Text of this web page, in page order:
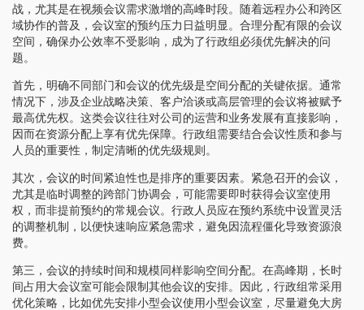
战，尤其是在视频会议需求激增的高峰时段。随着远程办公和跨区
域协作的普及，会议室的预约压力日益明显。合理分配有限的会议
空间，确保办公效率不受影响，成为了行政组必须优先解决的问
题。
首先，明确不同部门和会议的优先级是空间分配的关键依据。通常
情况下，涉及企业战略决策、客户洽谈或高层管理的会议将被赋予
最高优先权。这类会议往往对公司的运营和业务发展有直接影响，
因而在资源分配上享有优先保障。行政组需要结合会议性质和参与
人员的重要性，制定清晰的优先级规则。
其次，会议的时间紧迫性也是排序的重要因素。紧急召开的会议，
尤其是临时调整的跨部门协调会，可能需要即时获得会议室使用
权，而非提前预约的常规会议。行政人员应在预约系统中设置灵活
的调整机制，以便快速响应紧急需求，避免因流程僵化导致资源浪
费。
第三，会议的持续时间和规模同样影响空间分配。在高峰期，长时
间占用大会议室可能会限制其他会议的安排。因此，行政组常采用
优化策略，比如优先安排小型会议使用小型会议室，尽量避免大房